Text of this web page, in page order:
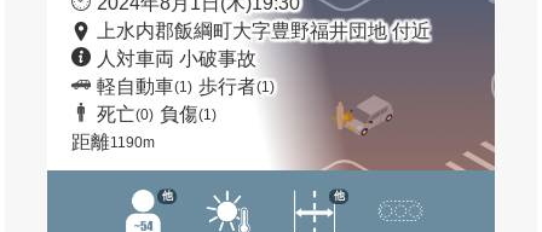
上水内郡飯綱町大字豊野福井団地 付近
人対車両 小破事故
軽自動車(1) 歩行者(1)
死亡(0) 負傷(1)
距離1190m
他 他